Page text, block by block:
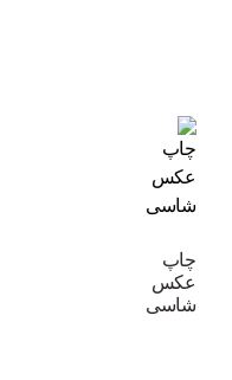
چاپ
عکس
شاسی